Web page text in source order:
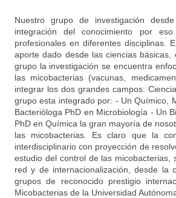
Nuestro grupo de investigación
integración del conocimiento por
profesionales en diferentes disciplinas.
aporte dado desde las ciencias
grupo la investigación se encuentra
las micobacterias (vacunas,
integrar los dos grandes campos:
grupo esta integrado por: - Un Químico,
Bacterióloga PhD en Microbiología - Un
PhD en Química la gran mayoría de
las micobacterias. Es claro que la
interdisciplinario con proyección de
estudio del control de las
red y de internacionalización, desde la
grupos de reconocido prestigio
Micobacterias de la Universidad